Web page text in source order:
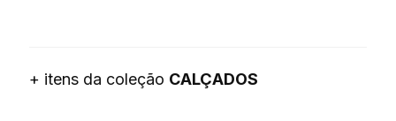
+ itens da coleção CALÇADOS